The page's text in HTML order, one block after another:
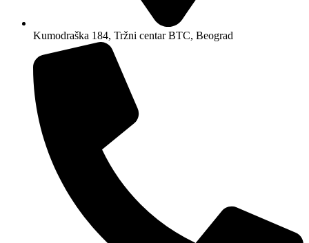
Kumodraška 184, Tržni centar BTC, Beograd